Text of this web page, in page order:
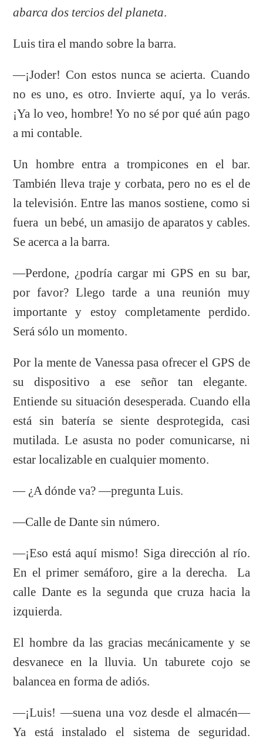
abarca dos tercios del planeta.
Luis tira el mando sobre la barra.
—¡Joder! Con estos nunca se acierta. Cuando
no es uno, es otro. Invierte aquí, ya lo verás.
¡Ya lo veo, hombre! Yo no sé por qué aún pago
a mi contable.
Un hombre entra a trompicones en el bar.
También lleva traje y corbata, pero no es el de
la televisión. Entre las manos sostiene, como si
fuera un bebé, un amasijo de aparatos y cables.
Se acerca a la barra.
—Perdone, ¿podría cargar mi GPS en su bar,
por favor? Llego tarde a una reunión muy
importante y estoy completamente perdido.
Será sólo un momento.
Por la mente de Vanessa pasa ofrecer el GPS de
su dispositivo a ese señor tan elegante.
Entiende su situación desesperada. Cuando ella
está sin batería se siente desprotegida, casi
mutilada. Le asusta no poder comunicarse, ni
estar localizable en cualquier momento.
— ¿A dónde va? —pregunta Luis.
—Calle de Dante sin número.
—¡Eso está aquí mismo! Siga dirección al río.
En el primer semáforo, gire a la derecha. La
calle Dante es la segunda que cruza hacia la
izquierda.
El hombre da las gracias mecánicamente y se
desvanece en la lluvia. Un taburete cojo se
balancea en forma de adiós.
—¡Luis! —suena una voz desde el almacén—
Ya está instalado el sistema de seguridad.